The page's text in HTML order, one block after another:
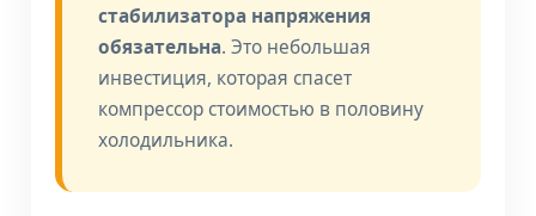
стабилизатора напряжения
обязательна. Это небольшая
инвестиция, которая спасет
компрессор стоимостью в половину
холодильника.